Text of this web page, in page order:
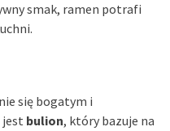
smak, ramen potrafi
się bogatym i
jest bulion, który bazuje na